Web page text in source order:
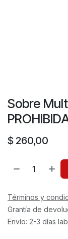
Sobre
$ 260,00
Términos y
Grantía de
Envío: 2-3 días